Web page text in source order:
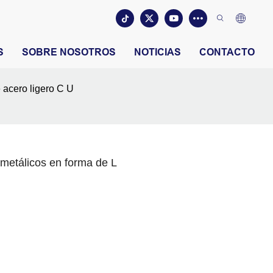
SOBRE NOSOTROS NOTICIAS CONTACTO
ligero C U
en forma de L